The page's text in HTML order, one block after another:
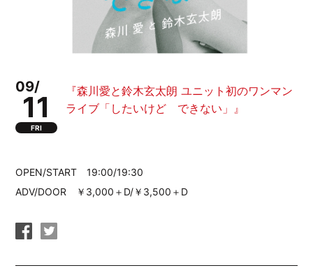
09/
11
FRI
『森川愛と鈴木玄太朗 ユニット初のワンマン
ライブ「したいけど できない」』
OPEN/START 19:00/19:30
ADV/DOOR ￥3,000＋D/￥3,500＋D